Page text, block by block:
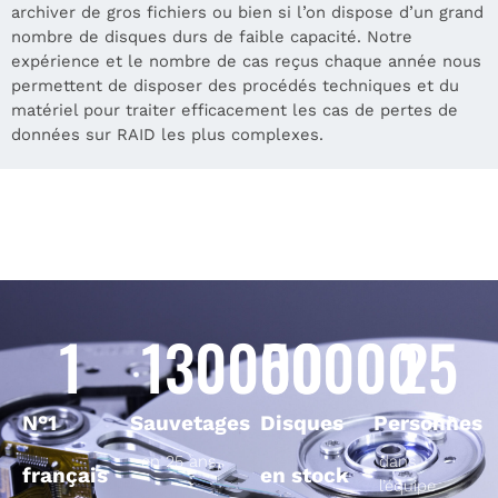
archiver de gros fichiers ou bien si l’on dispose d’un grand
nombre de disques durs de faible capacité. Notre
expérience et le nombre de cas reçus chaque année nous
permettent de disposer des procédés techniques et du
matériel pour traiter efficacement les cas de pertes de
données sur RAID les plus complexes.
N°1
français
1
Sauvetages
130000
en 25 ans
Disques
en stock
50000
Personnes
25
dans
l’équipe